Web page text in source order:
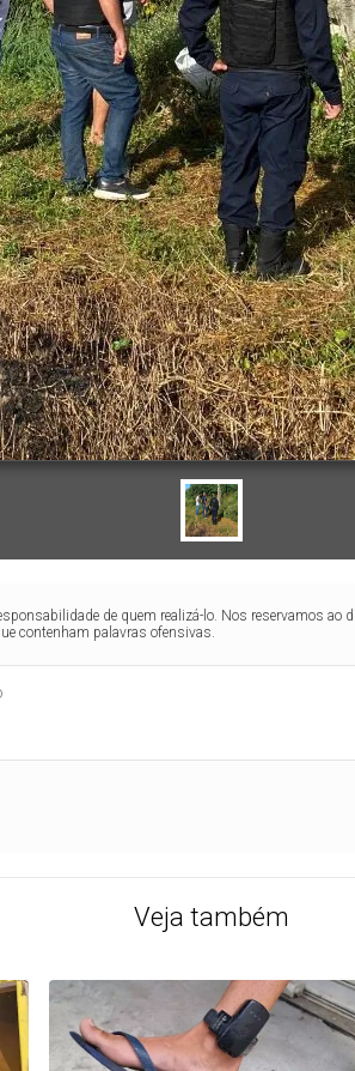
de quem realizá-lo. Nos reservamos ao
contenham palavras ofensivas.
Veja também